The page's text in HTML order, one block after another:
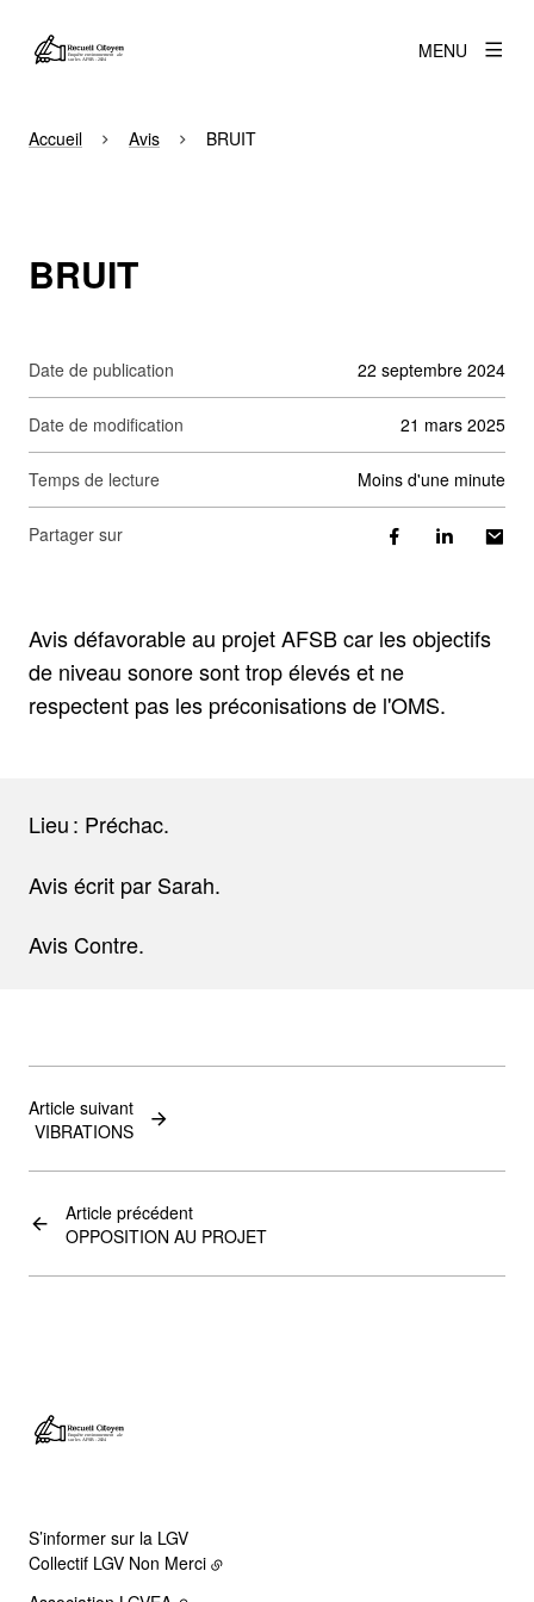
MENU
Accueil Avis BRUIT
BRUIT
Date de publication 22 septembre 2024
Date de modification 21 mars 2025
Temps de lecture moins d'une minute
Partager sur
Avis défavorable au projet AFSB car les objectifs
de niveau sonore sont trop élevés et ne
respectent pas les préconisations de l'OMS.
Lieu : Préchac.
Avis écrit par Sarah.
Avis Contre.
Article précédent
OPPOSITION AU PROJET
Article suivant
VIBRATIONS
S’informer sur la LGV
Collectif LGV Non Merci